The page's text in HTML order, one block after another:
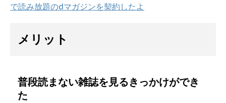
で読み放題のdマガジンを契約したよ
メリット
普段読まない雑誌を見るきっかけができ
た